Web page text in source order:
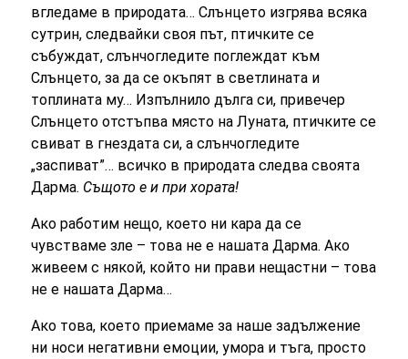
вгледаме в природата… Слънцето изгрява всяка
сутрин, следвайки своя път, птичките се
събуждат, слънчогледите поглеждат към
Слънцето, за да се окъпят в светлината и
топлината му… Изпълнило дълга си, привечер
Слънцето отстъпва място на Луната, птичките се
свиват в гнездата си, а слънчогледите
„заспиват”… всичко в природата следва своята
Дарма. Същото е и при хората!
Ако работим нещо, което ни кара да се
чувстваме зле – това не е нашата Дарма. Ако
живеем с някой, който ни прави нещастни – това
не е нашата Дарма…
Ако това, което приемаме за наше задължение
ни носи негативни емоции, умора и тъга, просто